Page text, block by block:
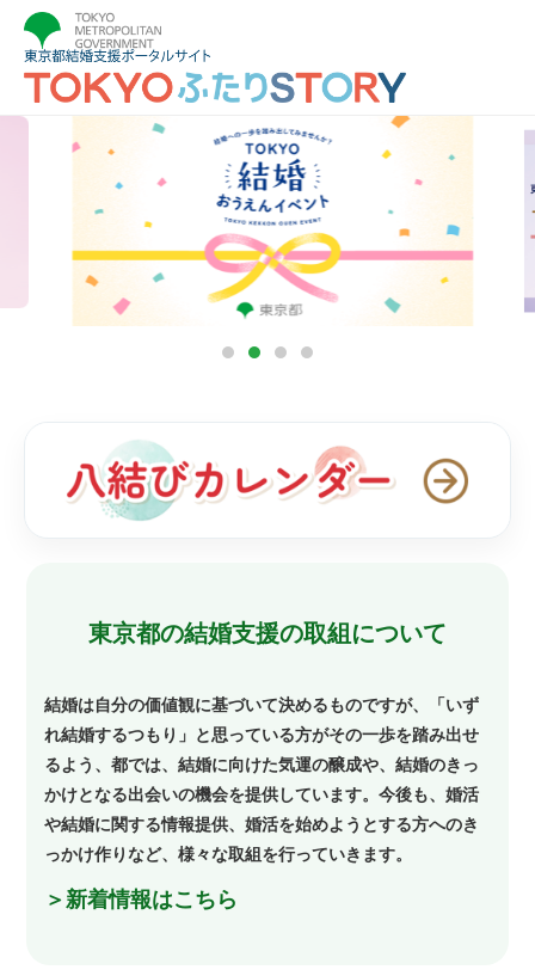
東京都の結婚支援の取組について
結婚は自分の価値観に基づいて決めるものですが、「いず
れ結婚するつもり」と思っている方がその一歩を踏み出せ
るよう、都では、結婚に向けた気運の醸成や、結婚のきっ
かけとなる出会いの機会を提供しています。今後も、婚活
や結婚に関する情報提供、婚活を始めようとする方へのき
っかけ作りなど、様々な取組を行っていきます。
＞新着情報はこちら